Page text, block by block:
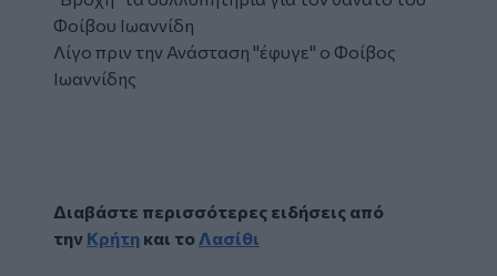
Φοίβου Ιωαννίδη
Λίγο πριν την Ανάσταση "έφυγε" ο Φοίβος
Ιωαννίδης
Διαβάστε περισσότερες ειδήσεις από
την Κρήτη και το Λασίθι